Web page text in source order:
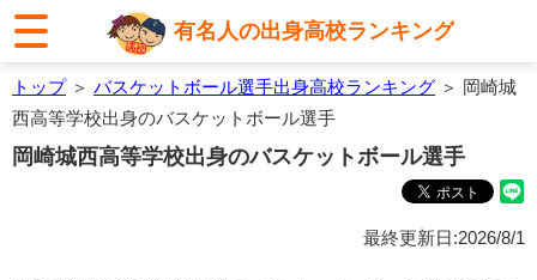
有名人の出身高校ランキング
トップ＞ バスケットボール選手出身高校ランキング ＞ 岡崎城
西高等学校出身のバスケットボール選手
岡崎城西高等学校出身のバスケットボール選手
最終更新日:2026/8/1